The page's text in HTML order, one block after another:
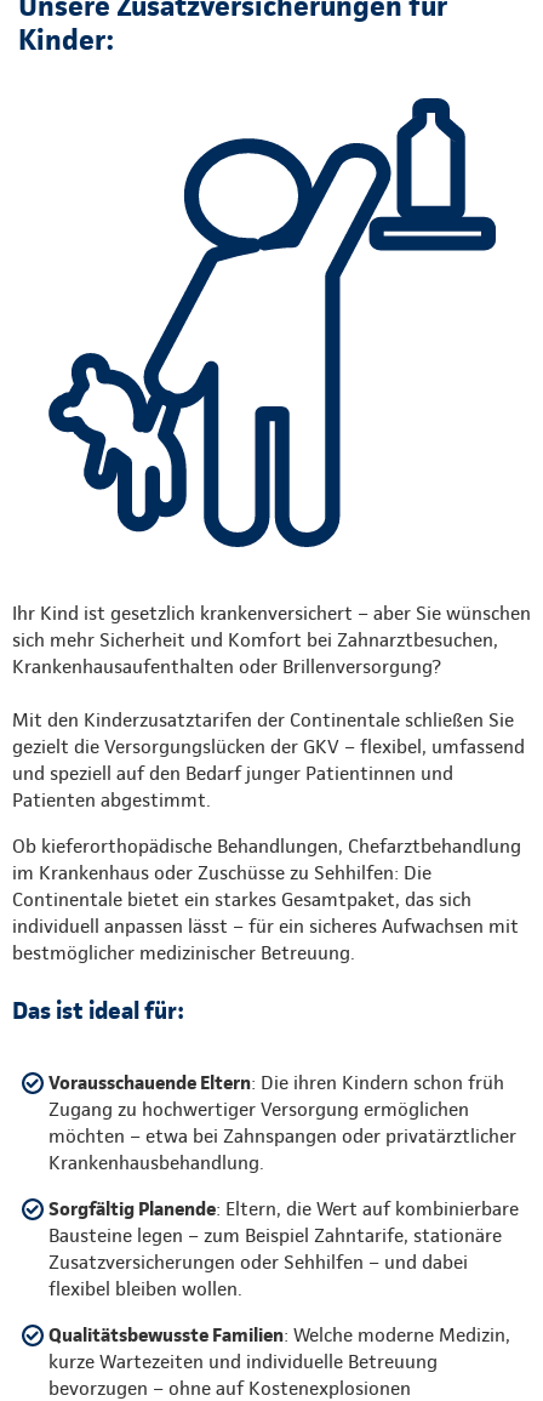
Kinder:
Ihr Kind ist gesetzlich krankenversichert – aber Sie wünschen
sich mehr Sicherheit und Komfort bei Zahnarztbesuchen,
Krankenhausaufenthalten oder Brillenversorgung?
Mit den Kinderzusatztarifen der Continentale schließen Sie
gezielt die Versorgungslücken der GKV – flexibel, umfassend
und speziell auf den Bedarf junger Patientinnen und
Patienten abgestimmt.
Ob kieferorthopädische Behandlungen, Chefarztbehandlung
im Krankenhaus oder Zuschüsse zu Sehhilfen: Die
Continentale bietet ein starkes Gesamtpaket, das sich
individuell anpassen lässt – für ein sicheres Aufwachsen mit
bestmöglicher medizinischer Betreuung.
Das ist ideal für:
Vorausschauende Eltern: Die ihren Kindern schon früh
Zugang zu hochwertiger Versorgung ermöglichen
möchten – etwa bei Zahnspangen oder privatärztlicher
Krankenhausbehandlung.
Sorgfältig Planende: Eltern, die Wert auf kombinierbare
Bausteine legen – zum Beispiel Zahntarife, stationäre
Zusatzversicherungen oder Sehhilfen – und dabei
flexibel bleiben wollen.
Qualitätsbewusste Familien: Welche moderne Medizin,
kurze Wartezeiten und individuelle Betreuung
bevorzugen – ohne auf Kostenexplosionen